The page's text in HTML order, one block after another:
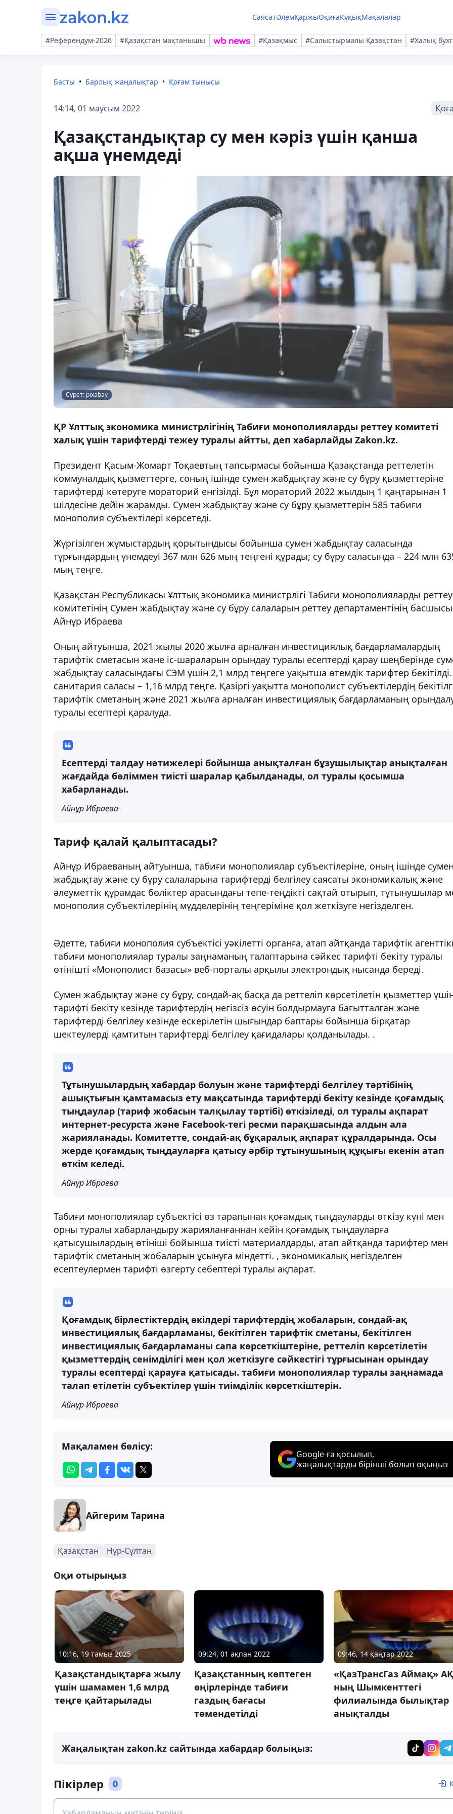
СаясатӘлемҚаржыОқиғаҚұқықМақалалар
#Референдум-2026 #Қазақстан мақтанышы #Қазақмыс #Салыстырмалы Қазақстан #Халық
Басты Барлық жаңалықтар Қоғам тынысы
14:14, 01 маусым 2022
Қазақстандықтар су мен кәріз үшін қанша
ақша үнемдеді
Сурет: pixabay
ҚР Ұлттық экономика министрлігінің Табиғи монополияларды реттеу комитеті
халық үшін тарифтерді тежеу ​​туралы айтты, деп хабарлайды Zakon.kz.
Президент Қасым-Жомарт Тоқаевтың тапсырмасы бойынша Қазақстанда реттелетін
коммуналдық қызметтерге, соның ішінде сумен жабдықтау және су бұру қызметтеріне
тарифтерді көтеруге мораторий енгізілді. Бұл мораторий 2022 жылдың 1 қаңтарынан 1
шілдесіне дейін жарамды. Сумен жабдықтау және су бұру қызметтерін 585 табиғи
монополия субъектілері көрсетеді.
Жүргізілген жұмыстардың қорытындысы бойынша сумен жабдықтау саласында
тұрғындардың үнемдеуі 367 млн ​​626 мың теңгені құрады; су бұру саласында – 224 млн
мың теңге.
Қазақстан Республикасы Ұлттық экономика министрлігі Табиғи монополияларды реттеу
комитетінің Сумен жабдықтау және су бұру салаларын реттеу департаментінің басшысы
Айнұр Ибраева
Оның айтуынша, 2021 жылы 2020 жылға арналған инвестициялық бағдарламалардың
тарифтік сметасын және іс-шараларын орындау туралы есептерді қарау шеңберінде
жабдықтау саласындағы СЭМ үшін 2,1 млрд теңгеге уақытша өтемдік тарифтер бекітілді.
санитария саласы – 1,16 млрд теңге. Қазіргі уақытта монополист субъектілердің
тарифтік сметаның және 2021 жылға арналған инвестициялық бағдарламаның
туралы есептері қаралуда.
Есептерді талдау нәтижелері бойынша анықталған бұзушылықтар анықталған
жағдайда бөліммен тиісті шаралар қабылданады, ол туралы қосымша
хабарланады.
Айнұр Ибраева
Тариф қалай қалыптасады?
Айнұр Ибраеваның айтуынша, табиғи монополиялар субъектілеріне, оның ішінде
жабдықтау және су бұру салаларына тарифтерді белгілеу саясаты экономикалық және
әлеуметтік құрамдас бөліктер арасындағы тепе-теңдікті сақтай отырып, тұтынушылар
монополия субъектілерінің мүдделерінің теңгеріміне қол жеткізуге негізделген.
Әдетте, табиғи монополия субъектісі уәкілетті органға, атап айтқанда тарифтік
табиғи монополиялар туралы заңнаманың талаптарына сәйкес тарифті бекіту туралы
өтінішті «Монополист базасы» веб-порталы арқылы электрондық нысанда береді.
Сумен жабдықтау және су бұру, сондай-ақ басқа да реттеліп көрсетілетін қызметтер
тарифті бекіту кезінде тарифтердің негізсіз өсуін болдырмауға бағытталған және
тарифтерді белгілеу кезінде ескерілетін шығындар баптары бойынша бірқатар
шектеулерді қамтитын тарифтерді белгілеу қағидалары қолданылады. .
Тұтынушылардың хабардар болуын және тарифтерді белгілеу тәртібінің
ашықтығын қамтамасыз ету мақсатында тарифтерді бекіту кезінде қоғамдық
тыңдаулар (тариф жобасын талқылау тәртібі) өткізіледі, ол туралы ақпарат
интернет-ресурста және Facebook-тегі ресми парақшасында алдын ала
жарияланады. Комитетте, сондай-ақ бұқаралық ақпарат құралдарында. Осы
жерде қоғамдық тыңдауларға қатысу әрбір тұтынушының құқығы екенін атап
өткім келеді.
Айнұр Ибраева
Табиғи монополиялар субъектісі өз тарапынан қоғамдық тыңдауларды өткізу күні мен
орны туралы хабарландыру жарияланғаннан кейін қоғамдық тыңдауларға
қатысушылардың өтініші бойынша тиісті материалдарды, атап айтқанда тарифтер мен
тарифтік сметаның жобаларын ұсынуға міндетті. , экономикалық негізделген
есептеулермен тарифті өзгерту себептері туралы ақпарат.
Қоғамдық бірлестіктердің өкілдері тарифтердің жобаларын, сондай-ақ
инвестициялық бағдарламаны, бекітілген тарифтік сметаны, бекітілген
инвестициялық бағдарламаны сапа көрсеткіштеріне, реттеліп көрсетілетін
қызметтердің сенімділігі мен қол жеткізуге сәйкестігі тұрғысынан орындау
туралы есептерді қарауға қатысады. табиғи монополиялар туралы заңнамада
талап етілетін субъектілер үшін тиімділік көрсеткіштерін.
Айнұр Ибраева
Мақаламен бөлісу:
Google-ға қосылып,
жаңалықтарды бірінші болып оқыңыз
Айгерим Тарина
Қазақстан Нұр-Сұлтан
Оқи отырыңыз
10:16, 19 тамыз 2025
Қазақстандықтарға жылу
үшін шамамен 1,6 млрд
теңге қайтарылады
09:24, 01 ақпан 2022
Қазақстанның көптеген
өңірлерінде табиғи
газдың бағасы
төмендетілді
09:46, 14 қаңтар 2022
«ҚазТрансГаз Аймақ»
ның Шымкенттегі
филиалында былықтар
анықталды
Жаңалықтан zakon.kz сайтында хабардар болыңыз:
Пікірлер 0